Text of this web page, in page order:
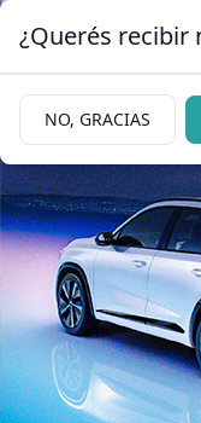
ALERTA | 09/05/
Cuáles
deberán
¿Querés recibir
NO, GRACIAS